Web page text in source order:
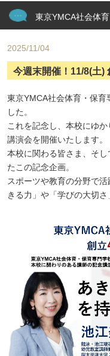
東京YMCA社会体
2025/11/04
今週末開催！11/8(土)
東京YMCA社会体育・保育
した。
これを記念し、本校にゆ
講演会を開催いたします。
本校に関わる皆さま、そ
たこの記念企画。
スポーツや教育の分野で
きる力」や「学びの大切